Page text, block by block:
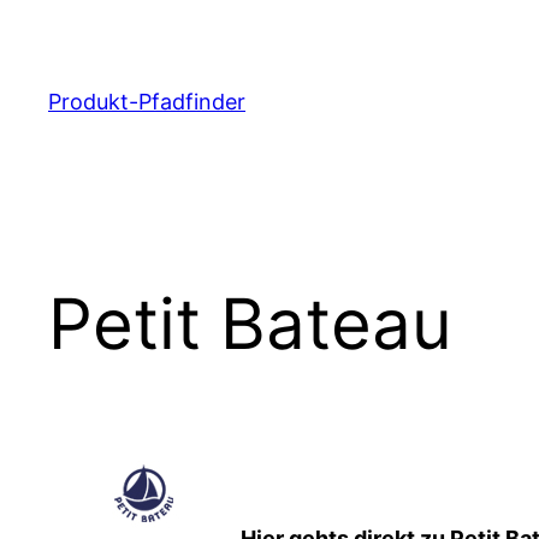
springen
Produkt-Pfadfinder
Petit Bateau